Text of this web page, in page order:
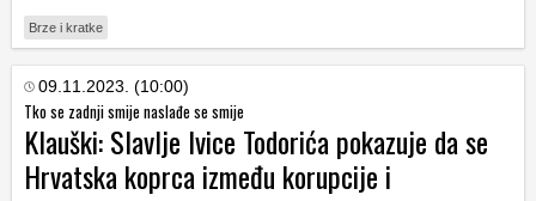
Brze i kratke
09.11.2023. (10:00)
Tko se zadnji smije naslađe se smije
Klauški: Slavlje Ivice Todorića pokazuje da se
Hrvatska koprca između korupcije i